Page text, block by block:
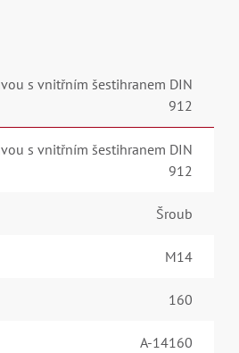
s vnitřním šestihranem DIN
912
s vnitřním šestihranem DIN
912
Šroub
M14
160
A-14160